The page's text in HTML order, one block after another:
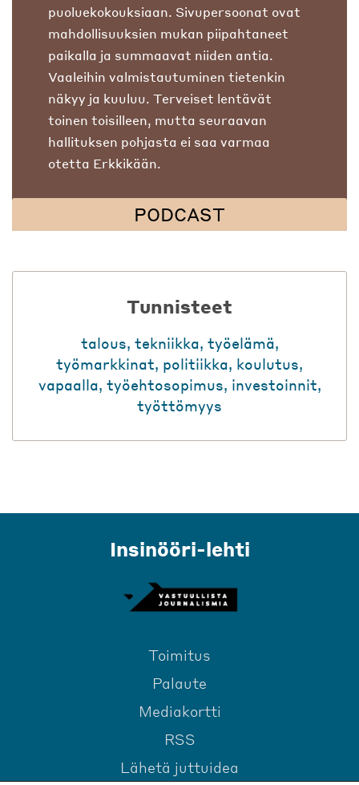
puoluekokouksiaan. Sivupersoonat ovat
mahdollisuuksien mukan piipahtaneet
paikalla ja summaavat niiden antia.
Vaaleihin valmistautuminen tietenkin
näkyy ja kuuluu. Terveiset lentävät
toinen toisilleen, mutta seuraavan
hallituksen pohjasta ei saa varmaa
otetta Erkkikään.
PODCAST
Tunnisteet
talous, tekniikka, työelämä,
työmarkkinat, politiikka, koulutus,
vapaalla, työehtosopimus, investoinnit,
työttömyys
Insinööri-lehti
Toimitus
Palaute
Mediakortti
RSS
Lähetä juttuidea